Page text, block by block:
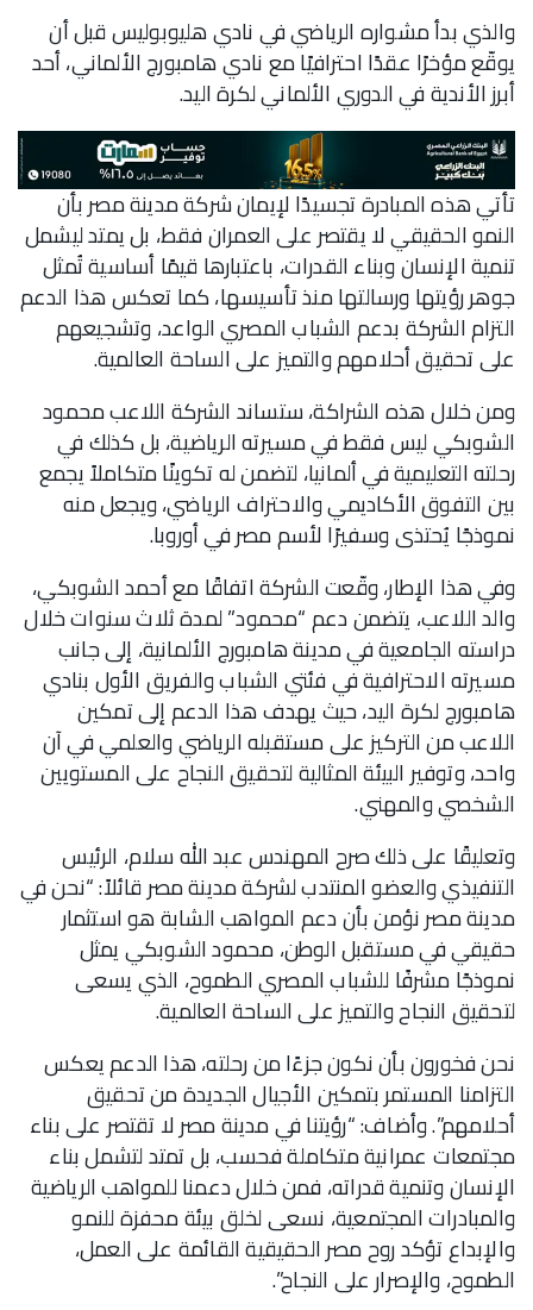
والذي بدأ مشواره الرياضي في نادي هليوبوليس قبل أن
يوقّع مؤخرًا عقدًا احترافيًا مع نادي هامبورج الألماني، أحد
أبرز الأندية في الدوري الألماني لكرة اليد.
تأتي هذه المبادرة تجسيدًا لإيمان شركة مدينة مصر بأن
النمو الحقيقي لا يقتصر على العمران فقط، بل يمتد ليشمل
تنمية الإنسان وبناء القدرات، باعتبارها قيمًا أساسية تُمثل
جوهر رؤيتها ورسالتها منذ تأسيسها، كما تعكس هذا الدعم
التزام الشركة بدعم الشباب المصري الواعد، وتشجيعهم
على تحقيق أحلامهم والتميز على الساحة العالمية.
ومن خلال هذه الشراكة، ستساند الشركة اللاعب محمود
الشوبكي ليس فقط في مسيرته الرياضية، بل كذلك في
رحلته التعليمية في ألمانيا، لتضمن له تكوينًا متكاملاً يجمع
بين التفوق الأكاديمي والاحتراف الرياضي، ويجعل منه
نموذجًا يُحتذى وسفيرًا لأسم مصر في أوروبا.
وفي هذا الإطار، وقّعت الشركة اتفاقًا مع أحمد الشوبكي،
والد اللاعب، يتضمن دعم “محمود” لمدة ثلاث سنوات خلال
دراسته الجامعية في مدينة هامبورج الألمانية، إلى جانب
مسيرته الاحترافية في فئتي الشباب والفريق الأول بنادي
هامبورج لكرة اليد، حيث يهدف هذا الدعم إلى تمكين
اللاعب من التركيز على مستقبله الرياضي والعلمي في آن
واحد، وتوفير البيئة المثالية لتحقيق النجاح على المستويين
الشخصي والمهني.
وتعليقًا على ذلك صرح المهندس عبد الله سلام، الرئيس
التنفيذي والعضو المنتدب لشركة مدينة مصر قائلاً: “نحن في
مدينة مصر نؤمن بأن دعم المواهب الشابة هو استثمار
حقيقي في مستقبل الوطن، محمود الشوبكي يمثل
نموذجًا مشرفًا للشباب المصري الطموح، الذي يسعى
لتحقيق النجاح والتميز على الساحة العالمية.
نحن فخورون بأن نكون جزءًا من رحلته، هذا الدعم يعكس
التزامنا المستمر بتمكين الأجيال الجديدة من تحقيق
أحلامهم”. وأضاف: “رؤيتنا في مدينة مصر لا تقتصر على بناء
مجتمعات عمرانية متكاملة فحسب، بل تمتد لتشمل بناء
الإنسان وتنمية قدراته، فمن خلال دعمنا للمواهب الرياضية
والمبادرات المجتمعية، نسعى لخلق بيئة محفزة للنمو
والإبداع تؤكد روح مصر الحقيقية القائمة على العمل،
الطموح، والإصرار على النجاح”.